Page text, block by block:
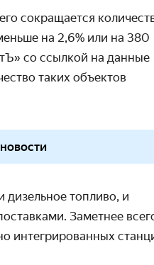
сокращается
на 2,6% или на 380
со ссылкой на данные
таких объектов
топливо, и
Заметнее
интегрированных